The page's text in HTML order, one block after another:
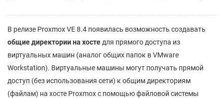
В релизе Proxmox VE 8.4 появилась возможность создавать
общие директории на хосте для прямого доступа из
виртуальных машин (аналог общих папок в VMware
Workstation). Виртуальные машины могут получать прямой
доступ (без использования сети) к общим директориям
(файлам) на хосте Proxmox с помощью файловой системы